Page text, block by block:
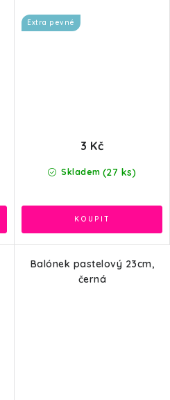
Extra pevné
Skladem (27 ks)
3 Kč
Balónek pastelový 23cm,
černá